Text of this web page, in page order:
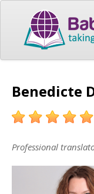
Benedicte
Professional